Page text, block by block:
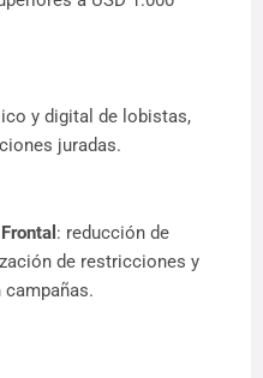
y digital de lobistas,
juradas.
: reducción de
de restricciones y
campañas.